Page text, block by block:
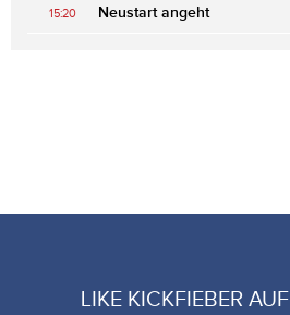
15:20
Neustart angeht
LIKE KICKFIEBER AUF